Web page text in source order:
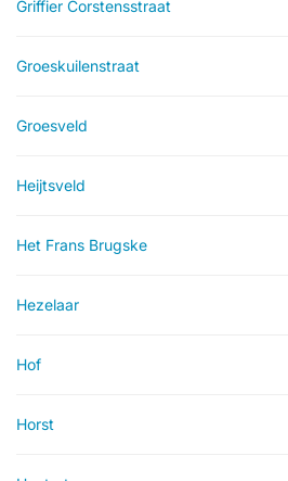
Griffier Corstensstraat
Groeskuilenstraat
Groesveld
Heijtsveld
Het Frans Brugske
Hezelaar
Hof
Horst